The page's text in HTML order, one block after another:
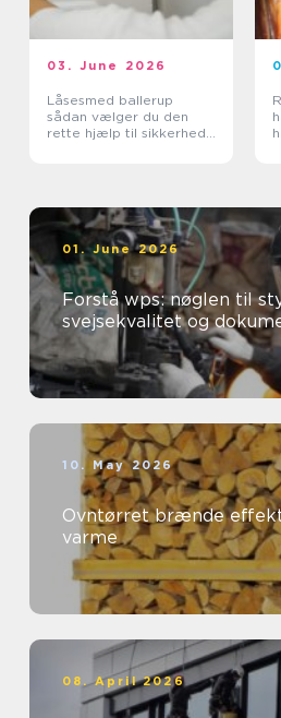
03. June 2026
Låsesmed ballerup
sådan vælger du den
rette hjælp til sikkerhed
01. June 2026
Forstå wps: nøglen til
svejsekvalitet og
10. May 2026
Ovntørret brænde effektiv, ren og nem
varme
08. April 2026